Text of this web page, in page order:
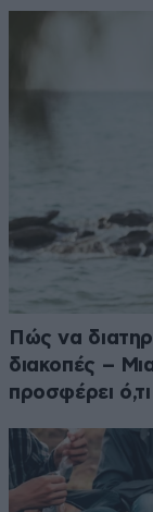
Πώς να
διακοπές –
προσφέρει